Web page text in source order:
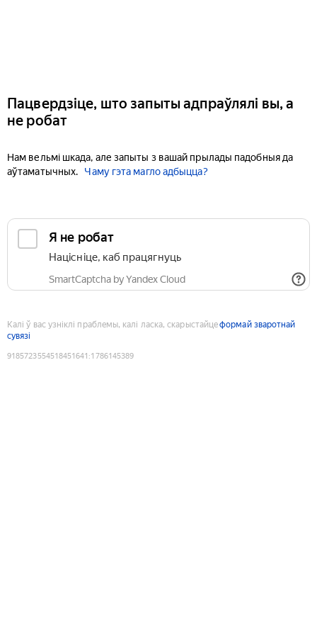
Пацвердзіце, што запыты адпраўлялі вы, а
не робат
Нам вельмі шкада, але запыты з вашай прылады падобныя да
аўтаматычных.
Чаму гэта магло адбыцца?
Я не робат
Націсніце, каб працягнуць
SmartCaptcha by Yandex Cloud
Калі ў вас узніклі праблемы, калі ласка, скарыстайцеформай зваротнай
сувязі
9185723554518451641 :1786145389